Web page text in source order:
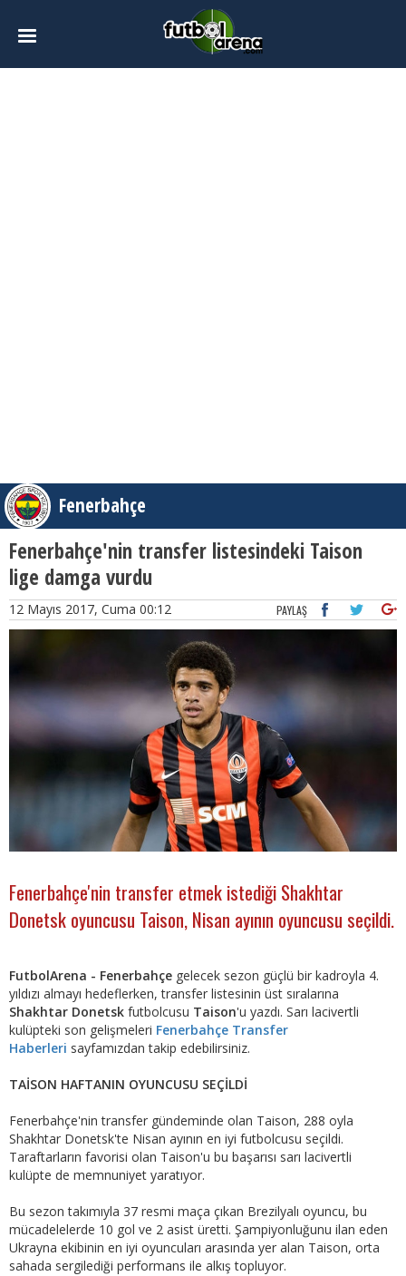
Fenerbahçe
Fenerbahçe'nin transfer listesindeki Taison
lige damga vurdu
12 Mayıs 2017, Cuma 00:12 PAYLAŞ
Fenerbahçe'nin transfer etmek istediği Shakhtar
Donetsk oyuncusu Taison, Nisan ayının oyuncusu seçildi.
FutbolArena - Fenerbahçe gelecek sezon güçlü bir kadroyla 4.
yıldızı almayı hedeflerken, transfer listesinin üst sıralarına
Shakhtar Donetsk futbolcusu Taison'u yazdı. Sarı lacivertli
kulüpteki son gelişmeleri Fenerbahçe Transfer
Haberleri sayfamızdan takip edebilirsiniz.
TAİSON HAFTANIN OYUNCUSU SEÇİLDİ
Fenerbahçe'nin transfer gündeminde olan Taison, 288 oyla
Shakhtar Donetsk'te Nisan ayının en iyi futbolcusu seçildi.
Taraftarların favorisi olan Taison'u bu başarısı sarı lacivertli
kulüpte de memnuniyet yaratıyor.
Bu sezon takımıyla 37 resmi maça çıkan Brezilyalı oyuncu, bu
mücadelelerde 10 gol ve 2 asist üretti. Şampiyonluğunu ilan eden
Ukrayna ekibinin en iyi oyuncuları arasında yer alan Taison, orta
sahada sergilediği performans ile alkış topluyor.